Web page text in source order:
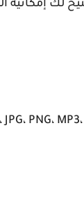
لك إمكانية